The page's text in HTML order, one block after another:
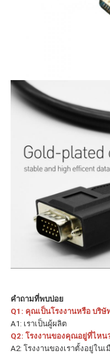
คำถามที่พบบ่อย
Q1: คุณเป็นโรงงานหรือ บริษั
A1: เราเป็นผู้ผลิต
Q2: โรงงานของคุณอยู่ที่ไหน
A2: โรงงานของเราตั้งอยู่ในเ